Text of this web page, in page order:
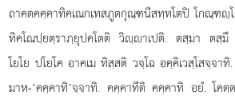
ถาคตคคฺคาทิคเณกเทสภูตกุณฺฑนีสทฺทโตปิ โกณฺฑฺ
ทิคโณปฺยตฺราภฺยุปคโตติ วิฺาเปติ. ตสฺมา ตสฺมึ
โยโย ปโยโค อาคเม ทิสฺสติ วจฺโฉ อคฺคิเวสฺโสจฺจา
มาห-‘คคฺคาทิ’จฺจาทิ. คคฺคาทีติ คคฺคาทิ อยํ. โค